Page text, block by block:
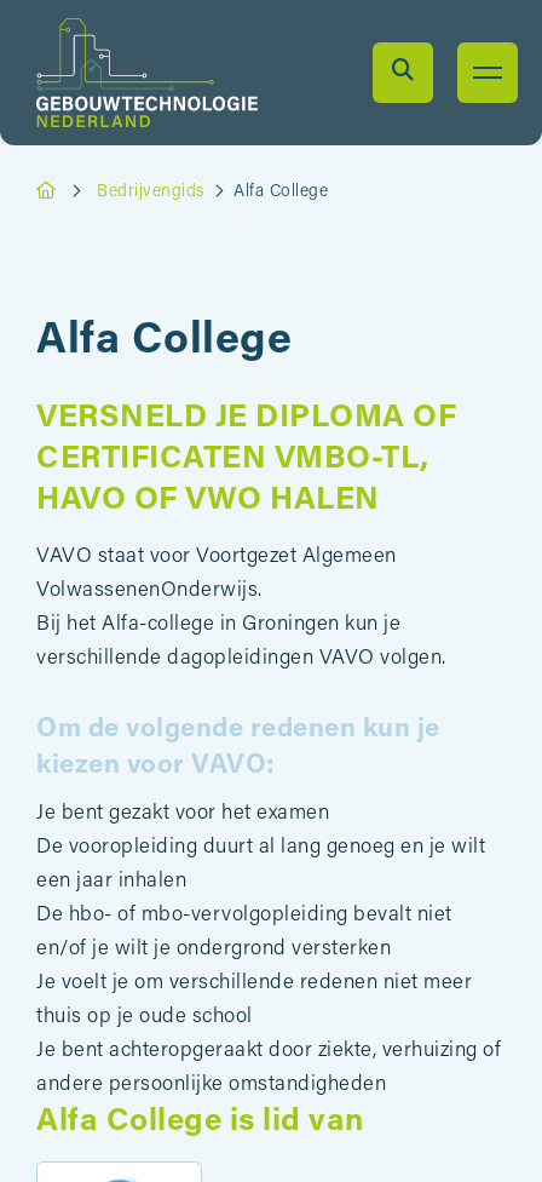
Bedrijvengids Alfa College
Alfa College
VERSNELD JE DIPLOMA OF
CERTIFICATEN VMBO-TL,
HAVO OF VWO HALEN
VAVO staat voor Voortgezet Algemeen
VolwassenenOnderwijs.
Bij het Alfa-college in Groningen kun je
verschillende dagopleidingen VAVO volgen.
Om de volgende redenen kun je
kiezen voor VAVO:
Je bent gezakt voor het examen
De vooropleiding duurt al lang genoeg en je wilt
een jaar inhalen
De hbo- of mbo-vervolgopleiding bevalt niet
en/of je wilt je ondergrond versterken
Je voelt je om verschillende redenen niet meer
thuis op je oude school
Je bent achteropgeraakt door ziekte, verhuizing of
andere persoonlijke omstandigheden
Alfa College is lid van